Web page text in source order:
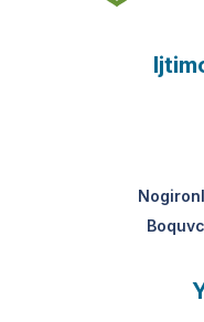
asosi nima?
(1-ilova,
jumladan,
Ushbu
hamda